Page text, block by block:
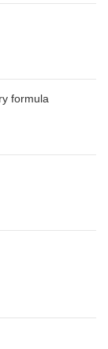
formula